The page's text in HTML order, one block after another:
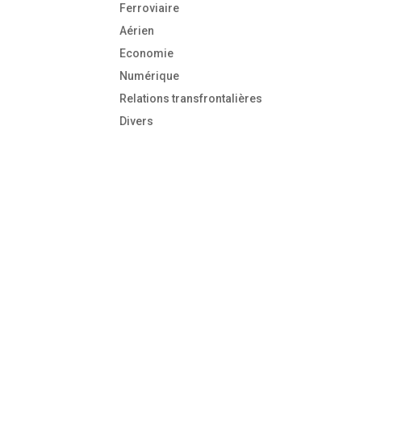
Ferroviaire
Aérien
Economie
Numérique
Relations transfrontalières
Divers